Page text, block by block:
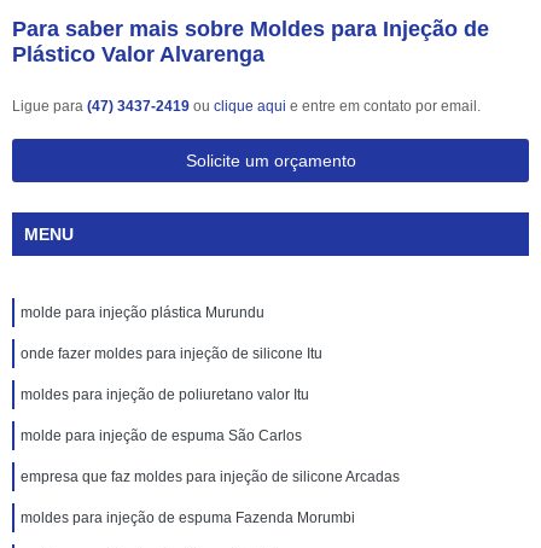
Para saber mais sobre Moldes para Injeção de
Plástico Valor Alvarenga
Ligue para (47) 3437-2419 ou clique aqui e entre em contato por email.
Solicite um orçamento
MENU
molde para injeção plástica Murundu
onde fazer moldes para injeção de silicone Itu
moldes para injeção de poliuretano valor Itu
molde para injeção de espuma São Carlos
empresa que faz moldes para injeção de silicone Arcadas
moldes para injeção de espuma Fazenda Morumbi